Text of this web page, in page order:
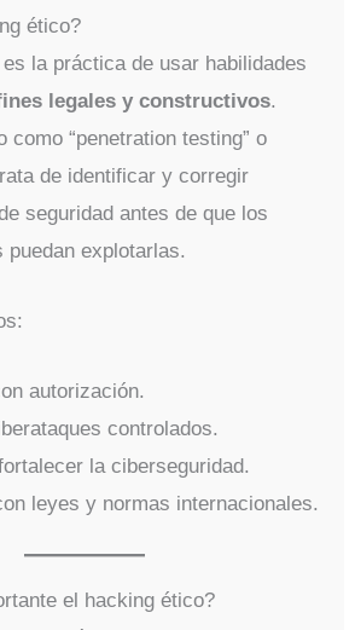
ético?
es la práctica de usar habilidades
legales y constructivos.
como “penetration testing” o
de identificar y corregir
seguridad antes de que los
puedan explotarlas.
autorización.
controlados.
la ciberseguridad.
leyes y normas internacionales.
el hacking ético?